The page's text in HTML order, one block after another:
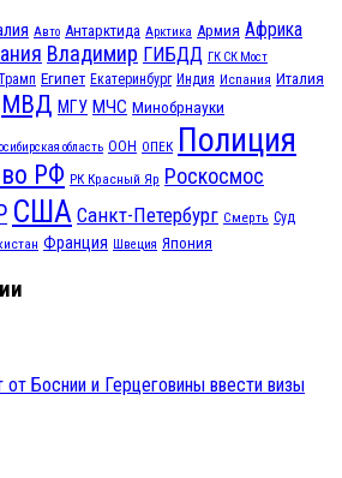
Авто Антарктида Арктика Армия Африка
Владимир ГИБДД ГК СК Мост
Египет Екатеринбург Индия Испания Италия
МВД МГУ МЧС Минобрнауки
область ООН ОПЕК Полиция
РФ РК Красный Яр Роскосмос
США Санкт-Петербург Смерть Суд
Франция Швеция Япония